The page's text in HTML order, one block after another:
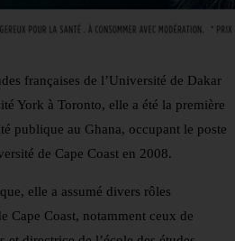
françaises de l’Université de Dakar
York à Toronto, elle a été la première
publique au Ghana, occupant le poste
de Cape Coast en 2008.
elle a assumé divers rôles
Cape Coast, notamment ceux de